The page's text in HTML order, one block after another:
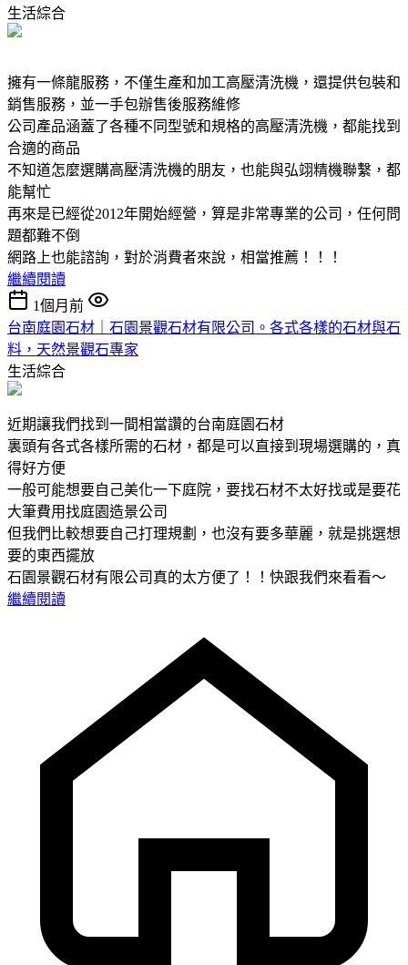
生活綜合
擁有一條龍服務，不僅生產和加工高壓清洗機，還提供包裝和
銷售服務，並一手包辦售後服務維修
公司產品涵蓋了各種不同型號和規格的高壓清洗機，都能找到
合適的商品
不知道怎麼選購高壓清洗機的朋友，也能與弘翊精機聯繫，都
能幫忙
再來是已經從2012年開始經營，算是非常專業的公司，任何問
題都難不倒
網路上也能諮詢，對於消費者來說，相當推薦！！！
繼續閱讀
1個月前
台南庭園石材｜石園景觀石材有限公司。各式各樣的石材與石
料，天然景觀石專家
生活綜合
近期讓我們找到一間相當讚的台南庭園石材
裏頭有各式各樣所需的石材，都是可以直接到現場選購的，真
得好方便
一般可能想要自己美化一下庭院，要找石材不太好找或是要花
大筆費用找庭園造景公司
但我們比較想要自己打理規劃，也沒有要多華麗，就是挑選想
要的東西擺放
石園景觀石材有限公司真的太方便了！！快跟我們來看看～
繼續閱讀